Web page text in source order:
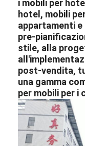
i mobili per hotel
hotel , mobili
appartamenti e
pre-
stile, alla
post-vendita,
una gamma
per mobili per i